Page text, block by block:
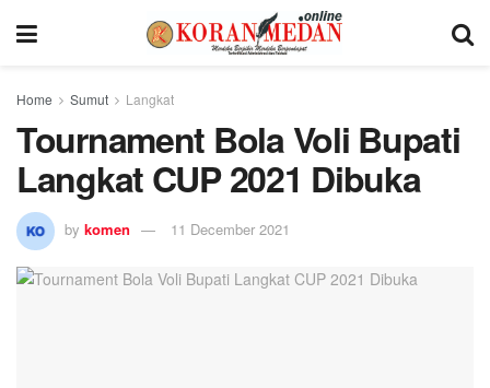
Home Sumut Langkat
Tournament Bola Voli Bupati
Langkat CUP 2021 Dibuka
by komen 11 December 2021